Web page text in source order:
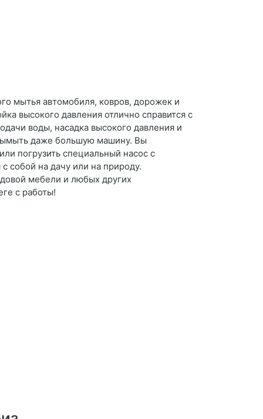
мытья автомобиля, ковров, дорожек и
высокого давления отлично справится с
воды, насадка высокого давления и
даже большую машину. Вы
погрузить специальный насос с
собой на дачу или на природу.
мебели и любых других
с работы!